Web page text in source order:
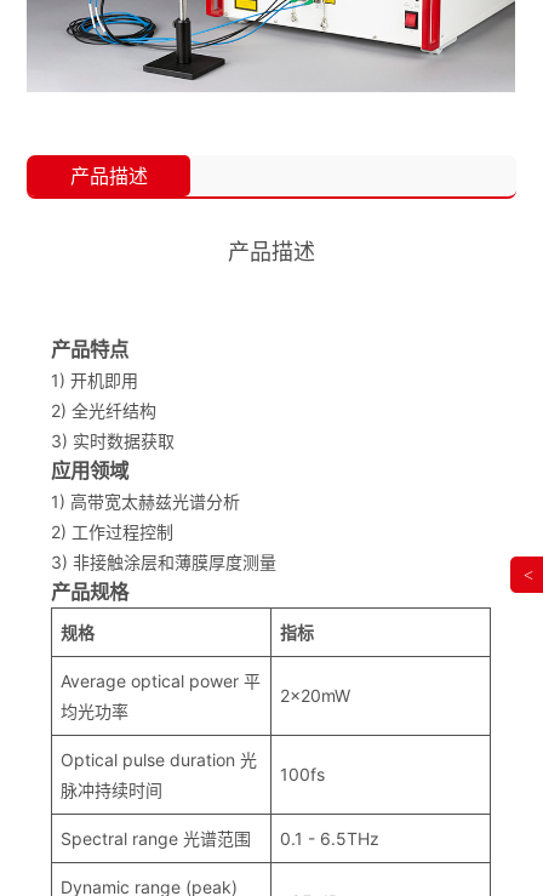
产品描述
产品描述
产品特点
1) 开机即用
2) 全光纤结构
3) 实时数据获取
应用领域
1) 高带宽太赫兹光谱分析
2) 工作过程控制
3) 非接触涂层和薄膜厚度测量
产品规格
规格 指标
Average optical power 平
均光功率
2x20mW
Optical pulse duration 光
脉冲持续时间
100fs
Spectral range 光谱范围 0.1 - 6.5THz
Dynamic range (peak)
<